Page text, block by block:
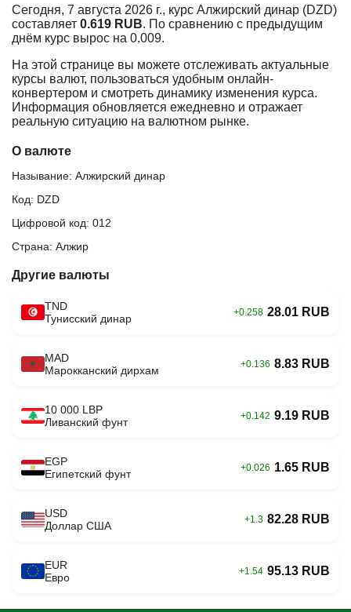
Сегодня, 7 августа 2026 г., курс Алжирский динар (DZD)
составляет 0.619 RUB. По сравнению с предыдущим
днём курс вырос на 0.009.
На этой странице вы можете отслеживать актуальные
курсы валют, пользоваться удобным онлайн-
конвертером и смотреть динамику изменения курса.
Информация обновляется ежедневно и отражает
реальную ситуацию на валютном рынке.
О валюте
Называние: Алжирский динар
Код: DZD
Цифровой код: 012
Страна: Алжир
Другие валюты
TND
Тунисский динар
+0.258 28.01 RUB
MAD
Марокканский дирхам
+0.136 8.83 RUB
10 000 LBP
Ливанский фунт
+0.142 9.19 RUB
EGP
Египетский фунт
+0.026 1.65 RUB
USD
Доллар США
+1.3 82.28 RUB
EUR
Евро
+1.54 95.13 RUB